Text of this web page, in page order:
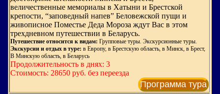
величественные мемориалы в Хатыни и Брестской
крепости, “заповедный напев” Беловежской пущи и
живописное Поместье Деда Мороза ждут Вас в этом
трехдневном путешествии в Беларусь.
Путешествие относится к видам: Групповые туры. Экскурсионные туры.
Экскурсии и отдых в туре: в Европу, в Брестскую область, в Минск, в Брест,
В Минскую область, в Беларусь
Продолжительность в днях: 3
Стоимость: 28650 руб. без переезда
Программа тура